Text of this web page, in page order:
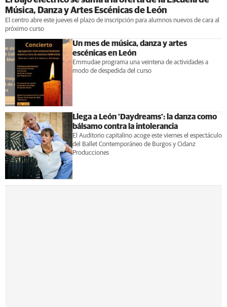
Música, Danza y Artes Escénicas de León
El centro abre este jueves el plazo de inscripción para alumnos nuevos de cara al
próximo curso
Un mes de música, danza y artes
escénicas en León
Emmudae programa una veintena de actividades a
modo de despedida del curso
Llega a León 'Daydreams': la danza como
bálsamo contra la intolerancia
El Auditorio capitalino acoge este viernes el espectáculo
del Ballet Contemporáneo de Burgos y Cidanz
Producciones